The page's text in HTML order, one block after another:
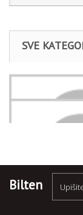
SVE
Bilten